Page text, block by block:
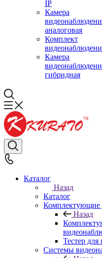
IP
Камера
аналоговая
Комплект
Камера
гибридная
Каталог
Назад
Каталог
Комплектующие
Назад
Тестер
Системы